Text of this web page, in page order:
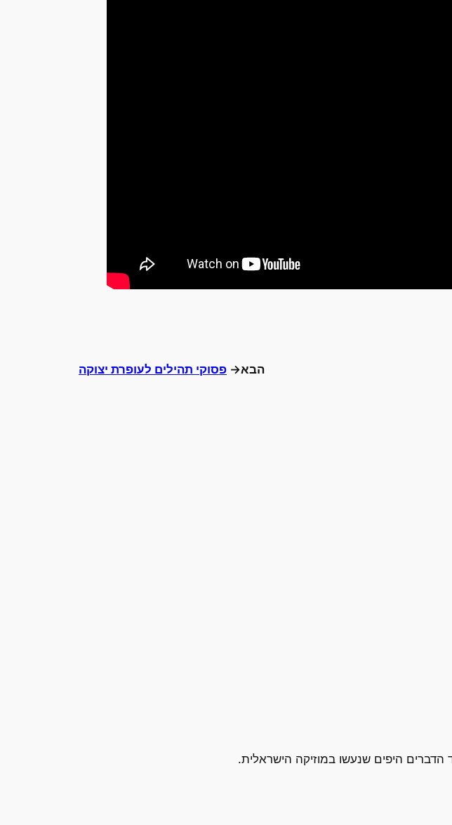
הבא→ פסוקי תהילים לעופרת יצוקה
היפים שנעשו במוזיקה הישראלית.